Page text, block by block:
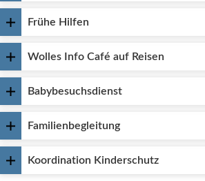
Frühe Hilfen
Wolles Info Café auf Reisen
Babybesuchsdienst
Familienbegleitung
Koordination Kinderschutz